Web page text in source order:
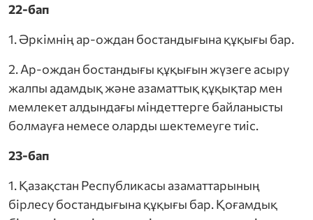
22-бап
1. Әркімнің ар-ождан бостандығына құқығы бар.
2. Ар-ождан бостандығы құқығын жүзеге асыру
жалпы адамдық және азаматтық құқықтар мен
мемлекет алдындағы міндеттерге байланысты
болмауға немесе оларды шектемеуге тиіс.
23-бап
1. Қазақстан Республикасы азаматтарының
бірлесу бостандығына құқығы бар. Қоғамдық